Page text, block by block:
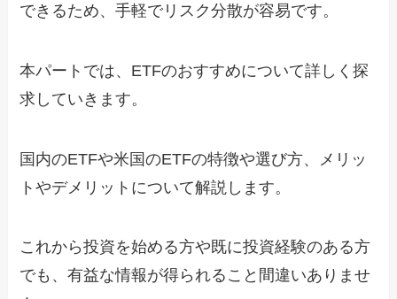
できるため、手軽でリスク分散が容易です。
本パートでは、ETFのおすすめについて詳しく探
求していきます。
国内のETFや米国のETFの特徴や選び方、メリッ
トやデメリットについて解説します。
これから投資を始める方や既に投資経験のある方
でも、有益な情報が得られること間違いありませ